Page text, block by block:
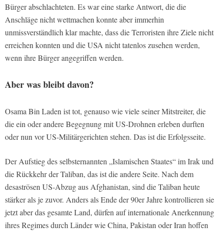
Bürger abschlachteten. Es war eine starke Antwort, die die
Anschläge nicht wettmachen konnte aber immerhin
unmissverständlich klar machte, dass die Terroristen ihre Ziele nicht
erreichen konnten und die USA nicht tatenlos zusehen werden,
wenn ihre Bürger angegriffen werden.
Aber was bleibt davon?
Osama Bin Laden ist tot, genauso wie viele seiner Mitstreiter, die
die ein oder andere Begegnung mit US-Drohnen erleben durften
oder nun vor US-Militärgerichten stehen. Das ist die Erfolgsseite.
Der Aufstieg des selbsternannten „Islamischen Staates“ im Irak und
die Rückkehr der Taliban, das ist die andere Seite. Nach dem
desaströsen US-Abzug aus Afghanistan, sind die Taliban heute
stärker als je zuvor. Anders als Ende der 90er Jahre kontrollieren sie
jetzt aber das gesamte Land, dürfen auf internationale Anerkennung
ihres Regimes durch Länder wie China, Pakistan oder Iran hoffen